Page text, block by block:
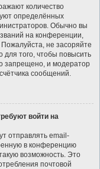
количество
определённых
Обычно вы
на конференции,
не засоряйте
того, чтобы повысить
запрещено, и модератор
сообщений.
войти на
отправлять email-
в конференцию
возможность. Это
почтовой